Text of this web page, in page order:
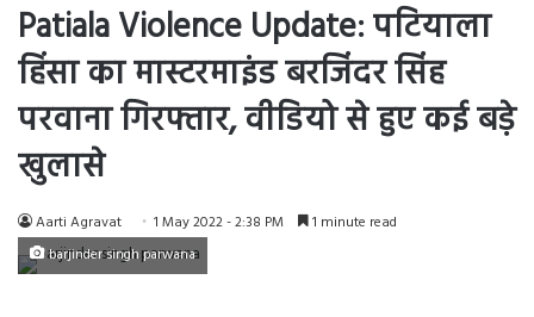
Patiala Violence Update: पटियाला
हिंसा का मास्टरमाइंड बरजिंदर सिंह
परवाना गिरफ्तार, वीडियो से हुए कई बड़े
खुलासे
Aarti Agravat 1 May 2022 - 2:38 PM 1 minute read
barjinder singh parwana